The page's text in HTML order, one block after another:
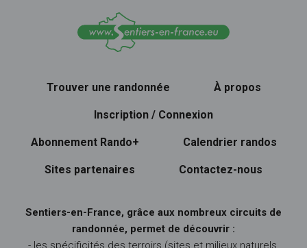
Trouver une randonnée À propos
Inscription / Connexion
Abonnement Rando+ Calendrier randos
Sites partenaires Contactez-nous
Sentiers-en-France, grâce aux nombreux circuits de
randonnée, permet de découvrir :
- les spécificités des terroirs (sites et milieux naturels,